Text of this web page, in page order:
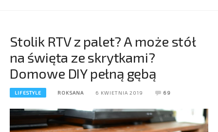
Stolik RTV z palet? A może stół
na święta ze skrytkami?
Domowe DIY pełną gębą
LIFESTYLE ROKSANA 6 KWIETNIA 2019 69